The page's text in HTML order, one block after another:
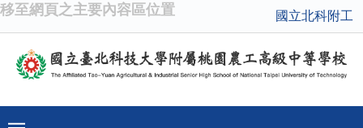
移至網頁之主要內容區位置 國立北科附工